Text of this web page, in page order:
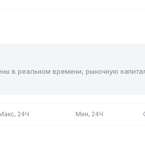
в реальном времени, рыночную
24Ч Мин, 24Ч